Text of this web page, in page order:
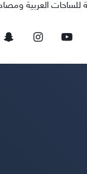
العربية ومصادر
تويتر يوتيوبانستقرام